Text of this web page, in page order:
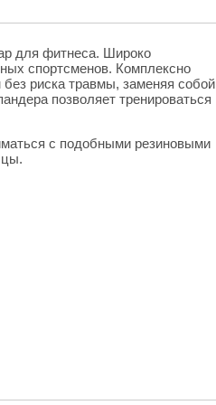
для фитнеса. Широко
спортсменов. Комплексно
риска травмы, заменяя собой
позволяет тренироваться
с подобными резиновыми